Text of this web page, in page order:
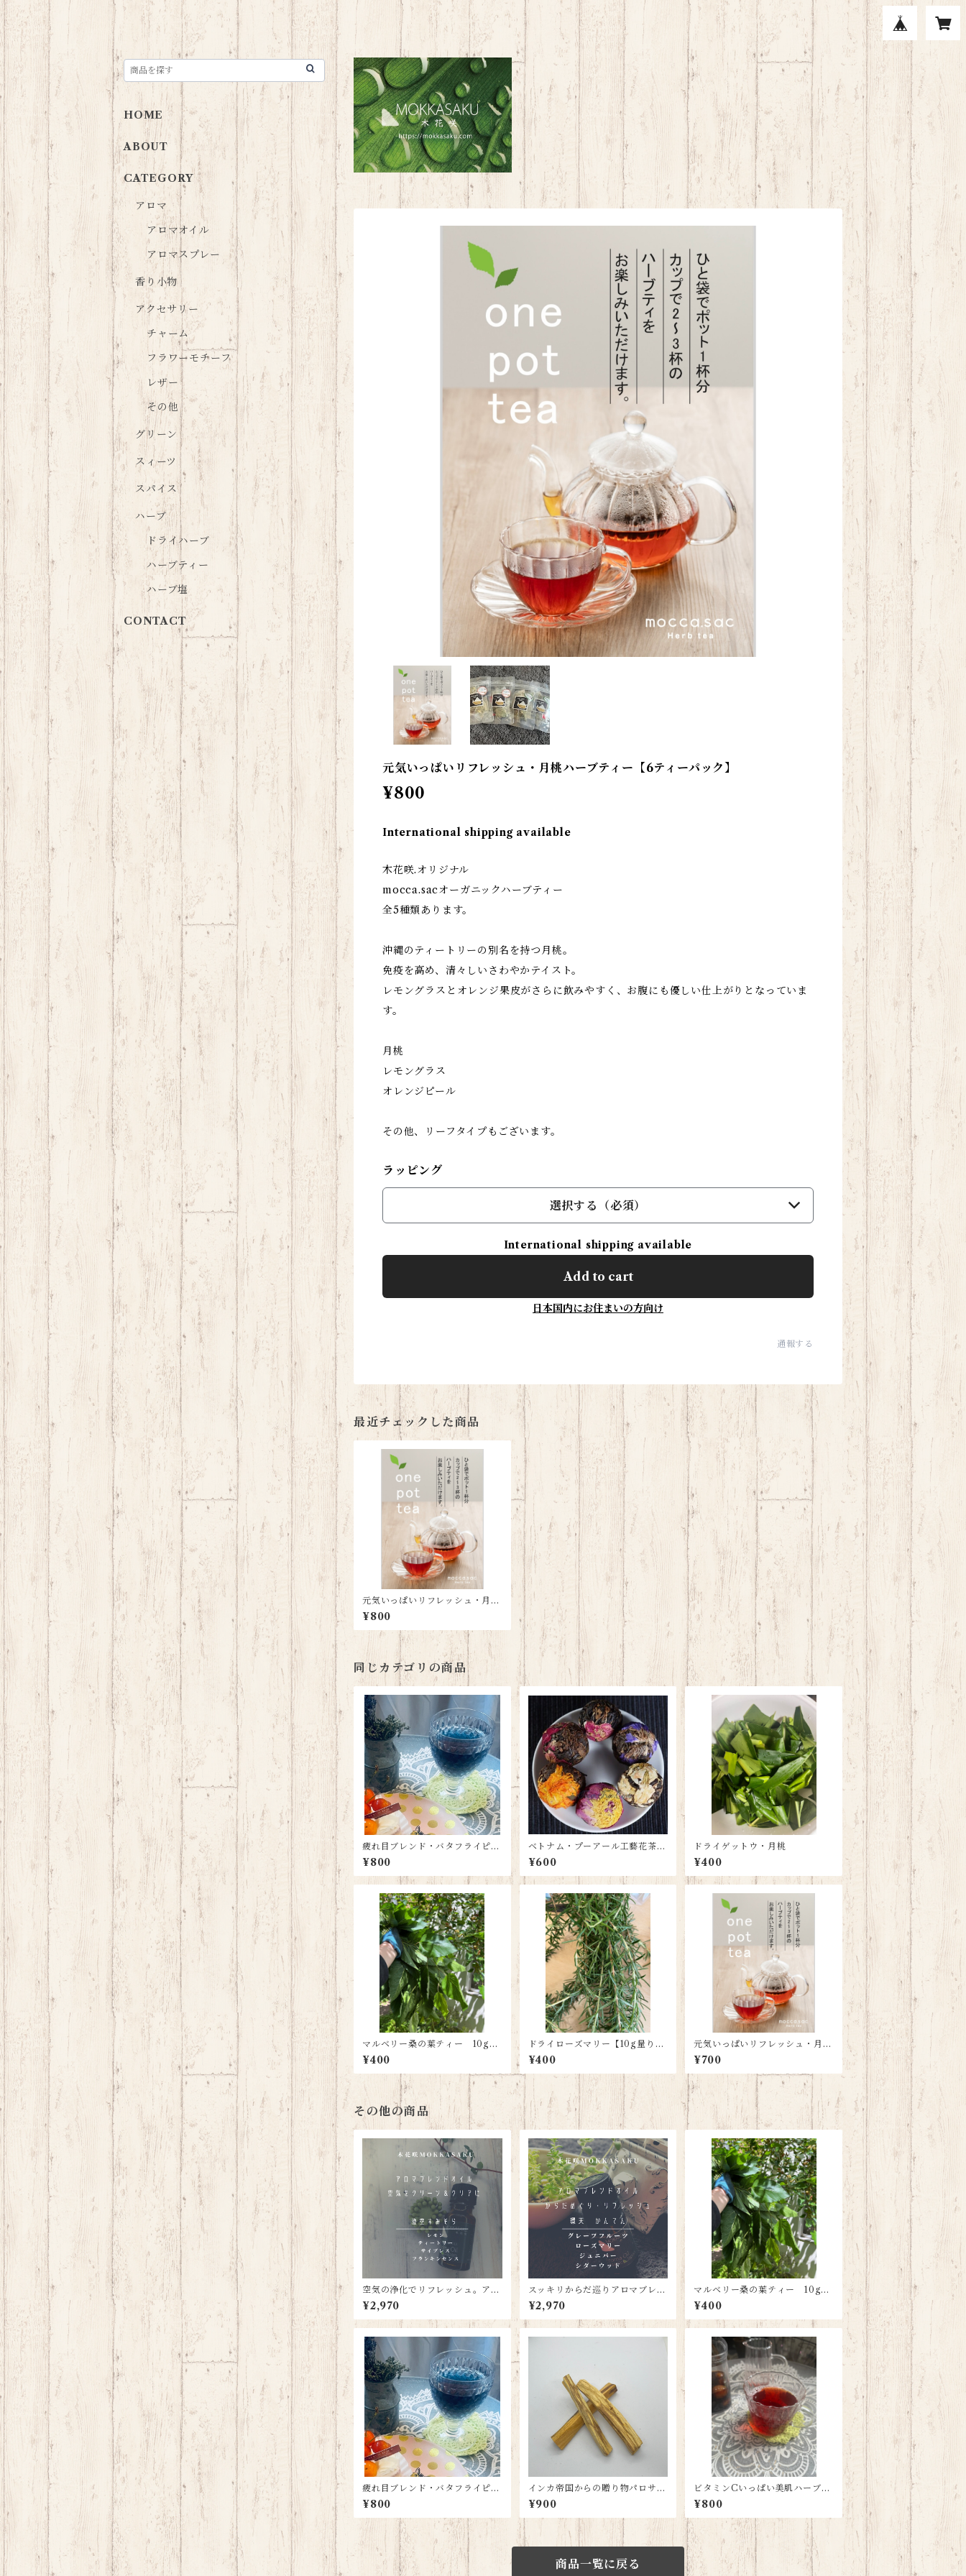
元気いっぱいリフレッシュ・月桃ハーブティー【6ティーパック】
¥800
International shipping available
木花咲.オリジナル
mocca.sacオーガニックハーブティー
全5種類あります。
沖縄のティートリーの別名を持つ月桃。
免疫を高め、清々しいさわやかテイスト。
レモングラスとオレンジ果皮がさらに飲みやすく、お腹にも優しい仕上がりとなっていま
す。
月桃
レモングラス
オレンジピール
その他、リーフタイプもございます。
ラッピング
選択する（必須）
International shipping available
Add to cart
日本国内にお住まいの方向け
通報する
最近チェックした商品
元気いっぱいリフレッシュ・月桃
ハーブティー【6ティーパック】
¥800
同じカテゴリの商品
疲れ目ブレンド・バタフライピー
ハーブティー【6ティーパック】
¥800
ベトナム・プーアール工藝花茶
5個
¥600
ドライゲットウ・月桃
¥400
マルベリー桑の葉ティー 10g量
り売り
¥400
ドライローズマリー【10g量り売
り】
¥400
元気いっぱいリフレッシュ・月桃
ハーブティー【リーフタイプ】
¥700
その他の商品
空気の浄化でリフレッシュ。アロ
マブレンドオイル 澄空5ml【レ
モンベース】
¥2,970
スッキリからだ巡りアロマブレン
ドオイル 環天5ml【ローズマリ
ーベース】
¥2,970
マルベリー桑の葉ティー 10g量
り売り
¥400
疲れ目ブレンド・バタフライピー
ハーブティー【6ティーパック】
¥800
インカ帝国からの贈り物パロサン
ト【10cm✖️3本】
¥900
ビタミンCいっぱい美肌ハーブテ
ィー【6ティーパック】
¥800
商品一覧に戻る
HOME
ABOUT
CATEGORY
アロマ
アロマオイル
アロマスプレー
香り小物
アクセサリー
チャーム
フラワーモチーフ
レザー
その他
グリーン
スィーツ
スパイス
ハーブ
ドライハーブ
ハーブティー
ハーブ塩
CONTACT